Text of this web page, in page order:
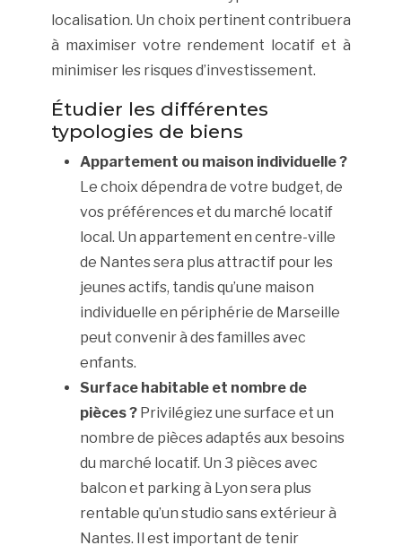
localisation. Un choix pertinent contribuera
à maximiser votre rendement locatif et à
minimiser les risques d’investissement.
Étudier les différentes
typologies de biens
Appartement ou maison individuelle ?
Le choix dépendra de votre budget, de
vos préférences et du marché locatif
local. Un appartement en centre-ville
de Nantes sera plus attractif pour les
jeunes actifs, tandis qu’une maison
individuelle en périphérie de Marseille
peut convenir à des familles avec
enfants.
Surface habitable et nombre de
pièces ? Privilégiez une surface et un
nombre de pièces adaptés aux besoins
du marché locatif. Un 3 pièces avec
balcon et parking à Lyon sera plus
rentable qu’un studio sans extérieur à
Nantes. Il est important de tenir